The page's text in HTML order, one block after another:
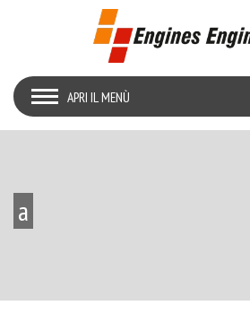
APRI IL MENÙ
a